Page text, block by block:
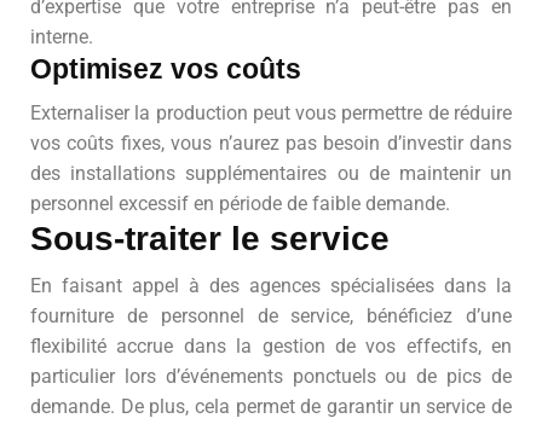
d’expertise que votre entreprise n’a peut-être pas en
interne.
Optimisez vos coûts
Externaliser la production peut vous permettre de réduire
vos coûts fixes, vous n’aurez pas besoin d’investir dans
des installations supplémentaires ou de maintenir un
personnel excessif en période de faible demande.
Sous-traiter le service
En faisant appel à des agences spécialisées dans la
fourniture de personnel de service, bénéficiez d’une
flexibilité accrue dans la gestion de vos effectifs, en
particulier lors d’événements ponctuels ou de pics de
demande. De plus, cela permet de garantir un service de